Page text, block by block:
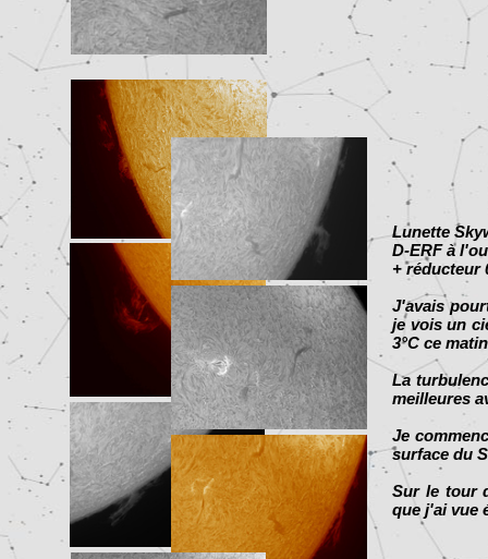
Lunette
D-ERF à
+ réducteur
J'avais
je vois un
3°C ce
La
meilleures
Je
surface du
Sur le tour
que j'ai vue